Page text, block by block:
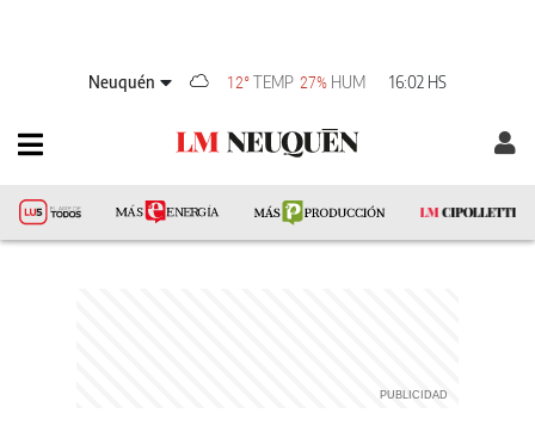
Neuquén 12°TEMP 27% HUM 16:02 HS